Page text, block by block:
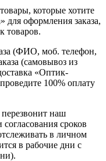
которые хотите
для оформления заказа,
товаров.
(ФИО, моб. телефон,
(самовывоз из
«Оптик-
100% оплату
наш
сроков
в личном
в рабочие дни с